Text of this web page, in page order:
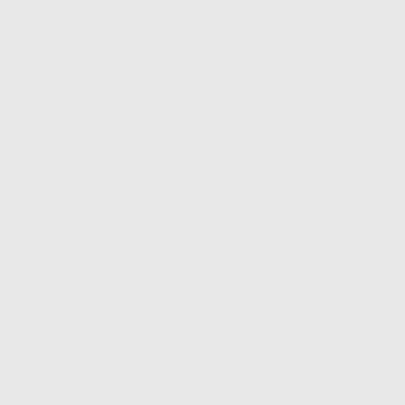
диарея